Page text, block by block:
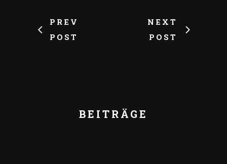
PREV
POST
NEXT
POST
BEITRÄGE